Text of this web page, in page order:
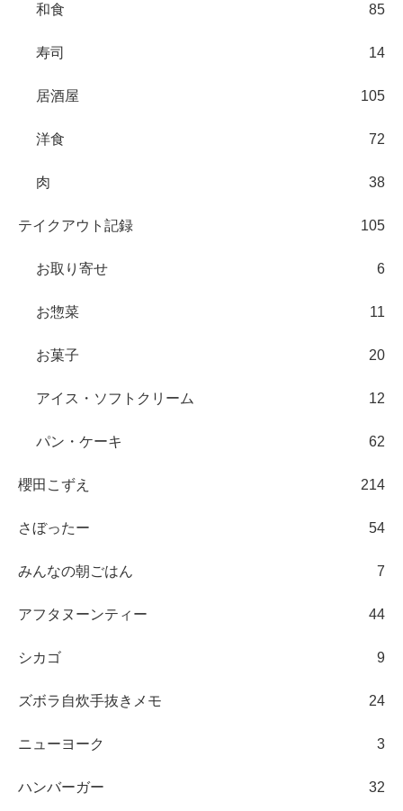
和食 85
寿司 14
居酒屋 105
洋食 72
肉 38
テイクアウト記録 105
お取り寄せ 6
お惣菜 11
お菓子 20
アイス・ソフトクリーム 12
パン・ケーキ 62
櫻田こずえ 214
さぼったー 54
みんなの朝ごはん 7
アフタヌーンティー 44
シカゴ 9
ズボラ自炊手抜きメモ 24
ニューヨーク 3
ハンバーガー 32